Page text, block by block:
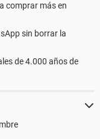
comprar más en
sin borrar la
de 4.000 años de